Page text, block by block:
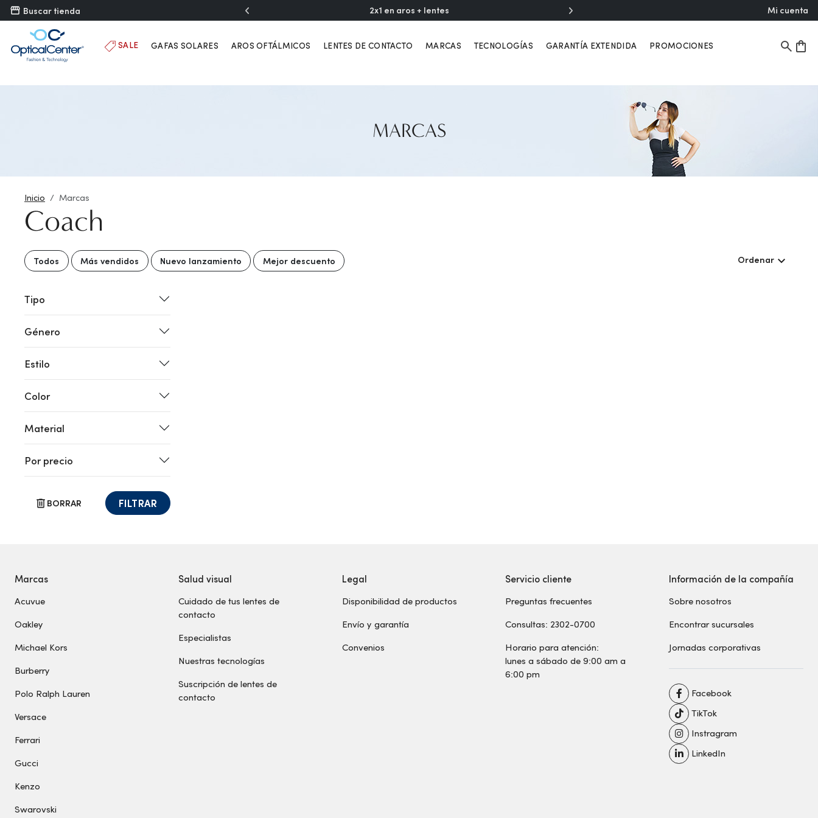
Buscar tienda 2x1 en aros + lentes Mi cuenta
SALE GAFAS SOLARES AROS OFTÁLMICOS LENTES DE CONTACTO MARCAS TECNOLOGÍAS GARANTÍA EXTENDIDA PROMOCIONES
MARCAS
Inicio Marcas
Coach
Todos Más vendidos Nuevo lanzamiento Mejor descuento Ordenar
Tipo
Género
Estilo
Color
Material
Por precio
BORRAR FILTRAR
Marcas
Acuvue
Oakley
Michael Kors
Burberry
Polo Ralph Lauren
Versace
Ferrari
Gucci
Kenzo
Swarovski
Salud visual
Cuidado de tus lentes de
contacto
Especialistas
Nuestras tecnologías
Suscripción de lentes de
contacto
Legal
Disponibilidad de productos
Envío y garantía
Convenios
Servicio cliente
Preguntas frecuentes
Consultas: 2302-0700
Horario para atención:
lunes a sábado de 9:00 am a
6:00 pm
Información de la compañía
Sobre nosotros
Encontrar sucursales
Jornadas corporativas
Facebook
TikTok
Instragram
LinkedIn